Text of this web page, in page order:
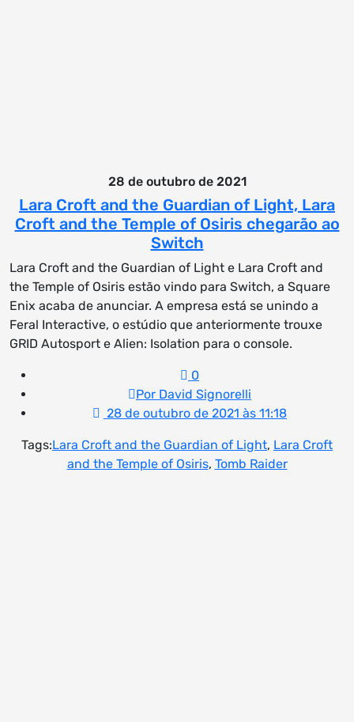
28 de outubro de 2021
Lara Croft and the Guardian of Light, Lara
Croft and the Temple of Osiris chegarão ao
Switch
Lara Croft and the Guardian of Light e Lara Croft and
the Temple of Osiris estão vindo para Switch, a Square
Enix acaba de anunciar. A empresa está se unindo a
Feral Interactive, o estúdio que anteriormente trouxe
GRID Autosport e Alien: Isolation para o console.
0
Por David Signorelli
28 de outubro de 2021 às 11:18
Tags:Lara Croft and the Guardian of Light, Lara Croft
and the Temple of Osiris, Tomb Raider